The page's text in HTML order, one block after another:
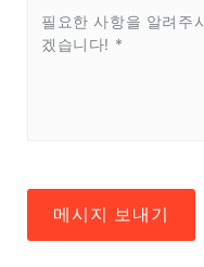
메시지 보내기